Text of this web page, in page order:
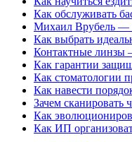
Как обслуживать
Михаил Врубель —
Как выбрать
Контактные линзы
Как гарантии
Как стоматологии
Как навести
Зачем сканировать
Как
Как ИП